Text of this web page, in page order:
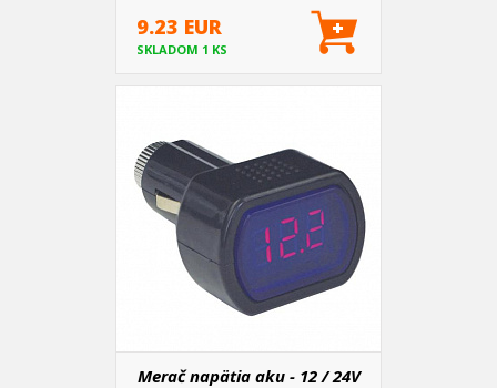
9.23 EUR
SKLADOM 1 KS
Merač napätia aku - 12 / 24V